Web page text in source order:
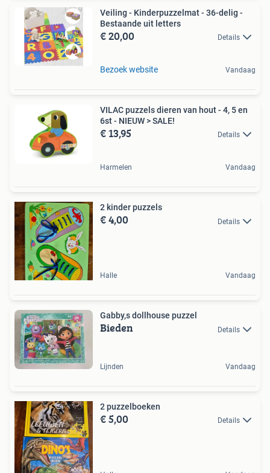
Veiling - Kinderpuzzelmat - 36-delig -
Bestaande uit letters
€ 20,00 Details
Bezoek website Vandaag
VILAC puzzels dieren van hout - 4, 5 en
6st - NIEUW > SALE!
€ 13,95 Details
Harmelen Vandaag
2 kinder puzzels
€ 4,00 Details
Halle Vandaag
Gabby,s dollhouse puzzel
Bieden Details
Lijnden Vandaag
2 puzzelboeken
€ 5,00 Details